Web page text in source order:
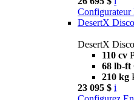
Configurateur
DesertX
DesertX
110 cv
68 lb-ft
210 kg
23 095 $ i